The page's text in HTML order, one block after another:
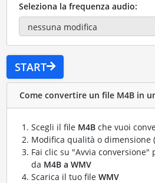
Seleziona la frequenza audio:
START
Come convertire un file M4B in
Scegli il file M4Bche vuoi
Modifica qualità o dimensione
Fai clic su "Avvia
da M4B a WMV
Scarica il tuo file WMV